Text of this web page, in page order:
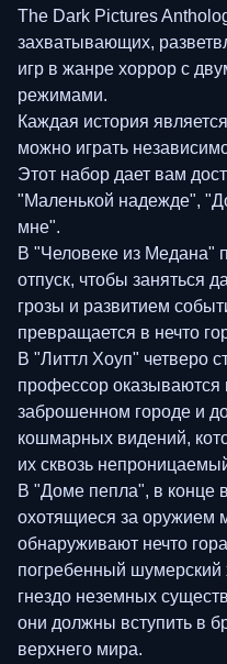
The Dark Pictures
захватывающих,
игр в жанре хоррор с
режимами.
Каждая история
можно играть
Этот набор дает вам
"Маленькой надежде",
мне".
В "Человеке из Медана"
отпуск, чтобы заняться
грозы и развитием
превращается в нечто
В "Литтл Хоуп" четверо
профессор оказываются
заброшенном городе и
кошмарных видений,
их сквозь
В "Доме пепла", в конце
охотящиеся за оружием
обнаруживают нечто
погребенный шумерский
гнездо неземных
они должны вступить в
верхнего мира.